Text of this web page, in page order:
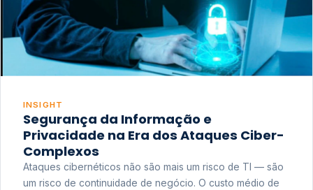
INSIGHT
Segurança da Informação e
Privacidade na Era dos Ataques Ciber-
Complexos
Ataques cibernéticos não são mais um risco de TI — são
um risco de continuidade de negócio. O custo médio de